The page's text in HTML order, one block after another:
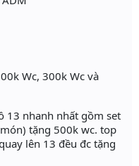
Wc, 300k Wc và
13 nhanh nhất gồm set
tặng 500k wc. top
lên 13 đều đc tặng